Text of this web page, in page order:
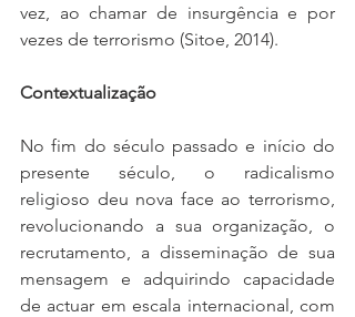
vez, ao chamar de insurgência e por
vezes de terrorismo (Sitoe, 2014).
Contextualização
No fim do século passado e início do
presente século, o radicalismo
religioso deu nova face ao terrorismo,
revolucionando a sua organização, o
recrutamento, a disseminação de sua
mensagem e adquirindo capacidade
de actuar em escala internacional, com